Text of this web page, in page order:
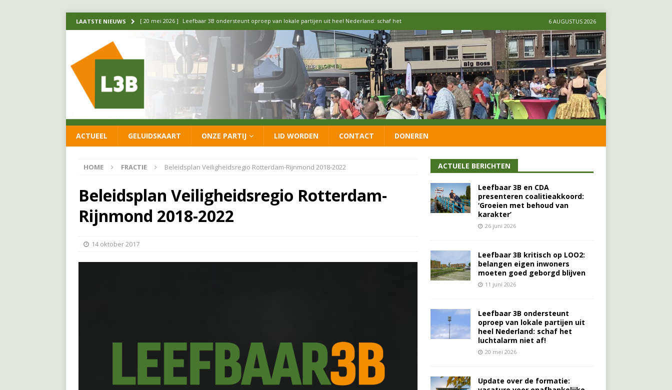
LAATSTE NIEUWS [ 14 mei 2026 ] Update over de formatie: vacature voor onafhankelijke wethouder Sociaal Domein
[ 1 april 2026 ] Ontwikkelingen flexwoningen Oekraïners én Lansingerlanders FRACTIE
[ 26 juni 2026 ] Leefbaar 3B en CDA presenteren coalitieakkoord: ‘Groeien met behoud van karakter’
Leefbaar 3B kritisch op LOO2: belangen eigen inwoners moeten goed geborgd blijven
[ 20 mei 2026 ] Leefbaar 3B ondersteunt oproep van lokale partijen uit heel Nederland: schaf het
6 AUGUSTUS 2026
ACTUEEL GELUIDSKAART ONZE PARTIJ LID WORDEN CONTACT DONEREN
HOME FRACTIE Beleidsplan Veiligheidsregio Rotterdam-Rijnmond 2018-2022
Beleidsplan Veiligheidsregio Rotterdam-
Rijnmond 2018-2022
14 oktober 2017
ACTUELE BERICHTEN
Leefbaar 3B en CDA
presenteren coalitieakkoord:
‘Groeien met behoud van
karakter’
26 juni 2026
Leefbaar 3B kritisch op LOO2:
belangen eigen inwoners
moeten goed geborgd blijven
11 juni 2026
Leefbaar 3B ondersteunt
oproep van lokale partijen uit
heel Nederland: schaf het
luchtalarm niet af!
20 mei 2026
Update over de formatie: